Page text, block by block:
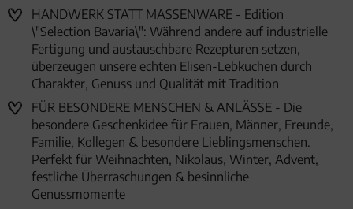
HANDWERK STATT MASSENWARE - Edition
\"Selection Bavaria\": Während andere auf industrielle
Fertigung und austauschbare Rezepturen setzen,
überzeugen unsere echten Elisen-Lebkuchen durch
Charakter, Genuss und Qualität mit Tradition
FÜR BESONDERE MENSCHEN & ANLÄSSE - Die
besondere Geschenkidee für Frauen, Männer, Freunde,
Familie, Kollegen & besondere Lieblingsmenschen.
Perfekt für Weihnachten, Nikolaus, Winter, Advent,
festliche Überraschungen & besinnliche
Genussmomente